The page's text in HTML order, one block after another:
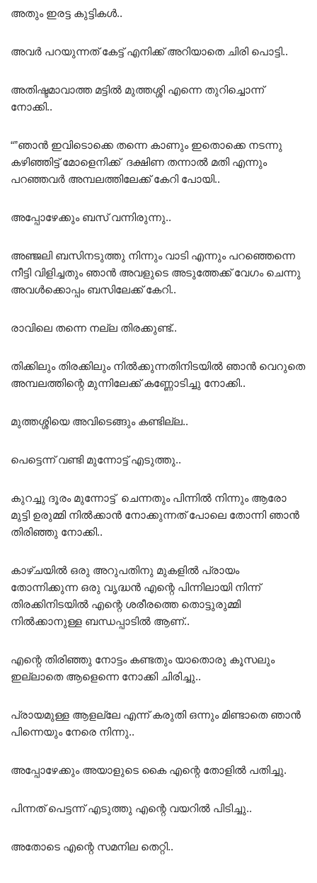
അതും ഇരട്ട കുട്ടികൾ..
അവർ പറയുന്നത് കേട്ട് എനിക്ക് അറിയാതെ ചിരി പൊട്ടി..
അതിഷ്ടമാവാത്ത മട്ടിൽ മുത്തശ്ശി എന്നെ തുറിച്ചൊന്ന്
നോക്കി..
“”ഞാൻ ഇവിടൊക്കെ തന്നെ കാണും ഇതൊക്കെ നടന്നു
കഴിഞ്ഞിട്ട് മോളെനിക്ക് ദക്ഷിണ തന്നാൽ മതി എന്നും
പറഞ്ഞവർ അമ്പലത്തിലേക്ക് കേറി പോയി..
അപ്പോഴേക്കും ബസ് വന്നിരുന്നു..
അഞ്ജലി ബസിനടുത്തു നിന്നും വാടി എന്നും പറഞ്ഞെന്നെ
നീട്ടി വിളിച്ചതും ഞാൻ അവളുടെ അടുത്തേക്ക് വേഗം ചെന്നു
അവൾക്കൊപ്പം ബസിലേക്ക് കേറി..
രാവിലെ തന്നെ നല്ല തിരക്കുണ്ട്..
തിക്കിലും തിരക്കിലും നിൽക്കുന്നതിനിടയിൽ ഞാൻ വെറുതെ
അമ്പലത്തിന്റെ മുന്നിലേക്ക് കണ്ണോടിച്ചു നോക്കി..
മുത്തശ്ശിയെ അവിടെങ്ങും കണ്ടില്ല..
പെട്ടെന്ന് വണ്ടി മുന്നോട്ട് എടുത്തു..
കുറച്ചു ദൂരം മുന്നോട്ട് ചെന്നതും പിന്നിൽ നിന്നും ആരോ
മുട്ടി ഉരുമ്മി നിൽക്കാൻ നോക്കുന്നത് പോലെ തോന്നി ഞാൻ
തിരിഞ്ഞു നോക്കി..
കാഴ്ചയിൽ ഒരു അറുപതിനു മുകളിൽ പ്രായം
തോന്നിക്കുന്ന ഒരു വൃദ്ധൻ എന്റെ പിന്നിലായി നിന്ന്
തിരക്കിനിടയിൽ എന്റെ ശരീരത്തെ തൊട്ടുരുമ്മി
നിൽക്കാനുള്ള ബന്ധപ്പാടിൽ ആണ്..
എന്റെ തിരിഞ്ഞു നോട്ടം കണ്ടതും യാതൊരു കൂസലും
ഇല്ലാതെ ആളെന്നെ നോക്കി ചിരിച്ചു..
പ്രായമുള്ള ആളല്ലേ എന്ന് കരുതി ഒന്നും മിണ്ടാതെ ഞാൻ
പിന്നെയും നേരെ നിന്നു..
അപ്പോഴേക്കും അയാളുടെ കൈ എന്റെ തോളിൽ പതിച്ചു.
പിന്നത് പെട്ടന്ന് എടുത്തു എന്റെ വയറിൽ പിടിച്ചു..
അതോടെ എന്റെ സമനില തെറ്റി..